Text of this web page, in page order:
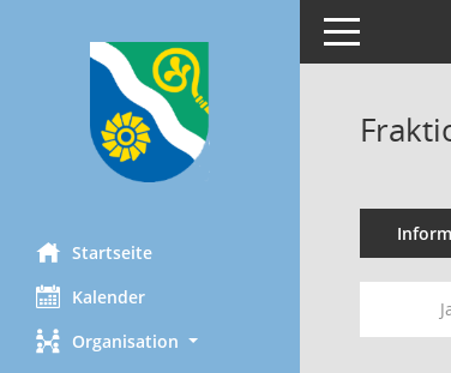
Startseite
Kalender
Organisation
Toggle